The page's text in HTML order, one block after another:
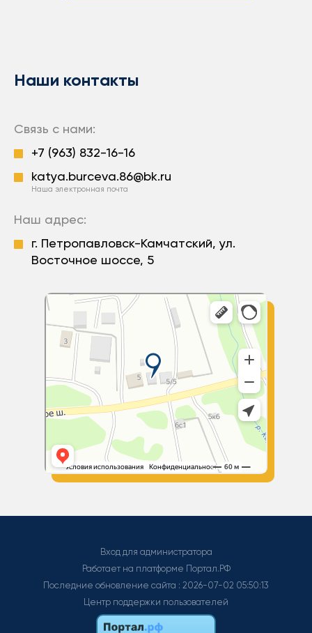
Наши контакты
Связь с нами:
+7 (963) 832-16-16
katya.burceva.86@bk.ru
Наша электронная почта
Наш адрес:
г. Петропавловск-Камчатский, ул.
Восточное шоссе, 5
Вход для администратора
Работает на платформе Портал.РФ
Последние обновление сайта : 2026-07-02 05:50:13
Центр поддержки пользователей